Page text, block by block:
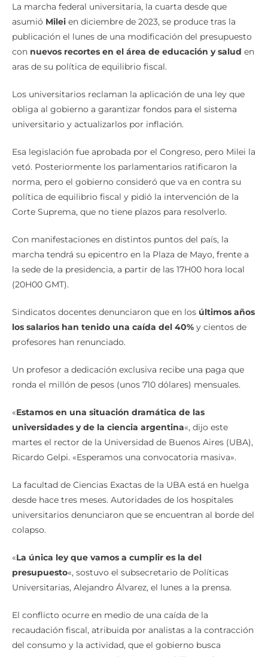
La marcha federal universitaria, la cuarta desde que
asumió Milei en diciembre de 2023, se produce tras la
publicación el lunes de una modificación del presupuesto
con nuevos recortes en el área de educación y salud en
aras de su política de equilibrio fiscal.
Los universitarios reclaman la aplicación de una ley que
obliga al gobierno a garantizar fondos para el sistema
universitario y actualizarlos por inflación.
Esa legislación fue aprobada por el Congreso, pero Milei la
vetó. Posteriormente los parlamentarios ratificaron la
norma, pero el gobierno consideró que va en contra su
política de equilibrio fiscal y pidió la intervención de la
Corte Suprema, que no tiene plazos para resolverlo.
Con manifestaciones en distintos puntos del país, la
marcha tendrá su epicentro en la Plaza de Mayo, frente a
la sede de la presidencia, a partir de las 17H00 hora local
(20H00 GMT).
Sindicatos docentes denunciaron que en los últimos años
los salarios han tenido una caída del 40% y cientos de
profesores han renunciado.
Un profesor a dedicación exclusiva recibe una paga que
ronda el millón de pesos (unos 710 dólares) mensuales.
«Estamos en una situación dramática de las
universidades y de la ciencia argentina«, dijo este
martes el rector de la Universidad de Buenos Aires (UBA),
Ricardo Gelpi. «Esperamos una convocatoria masiva».
La facultad de Ciencias Exactas de la UBA está en huelga
desde hace tres meses. Autoridades de los hospitales
universitarios denunciaron que se encuentran al borde del
colapso.
«La única ley que vamos a cumplir es la del
presupuesto«, sostuvo el subsecretario de Políticas
Universitarias, Alejandro Álvarez, el lunes a la prensa.
El conflicto ocurre en medio de una caída de la
recaudación fiscal, atribuida por analistas a la contracción
del consumo y la actividad, que el gobierno busca